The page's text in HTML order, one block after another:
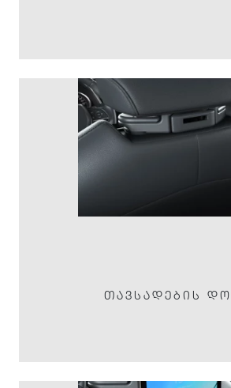
ᲗᲐᲕᲡᲐᲓᲔᲑᲘᲡ